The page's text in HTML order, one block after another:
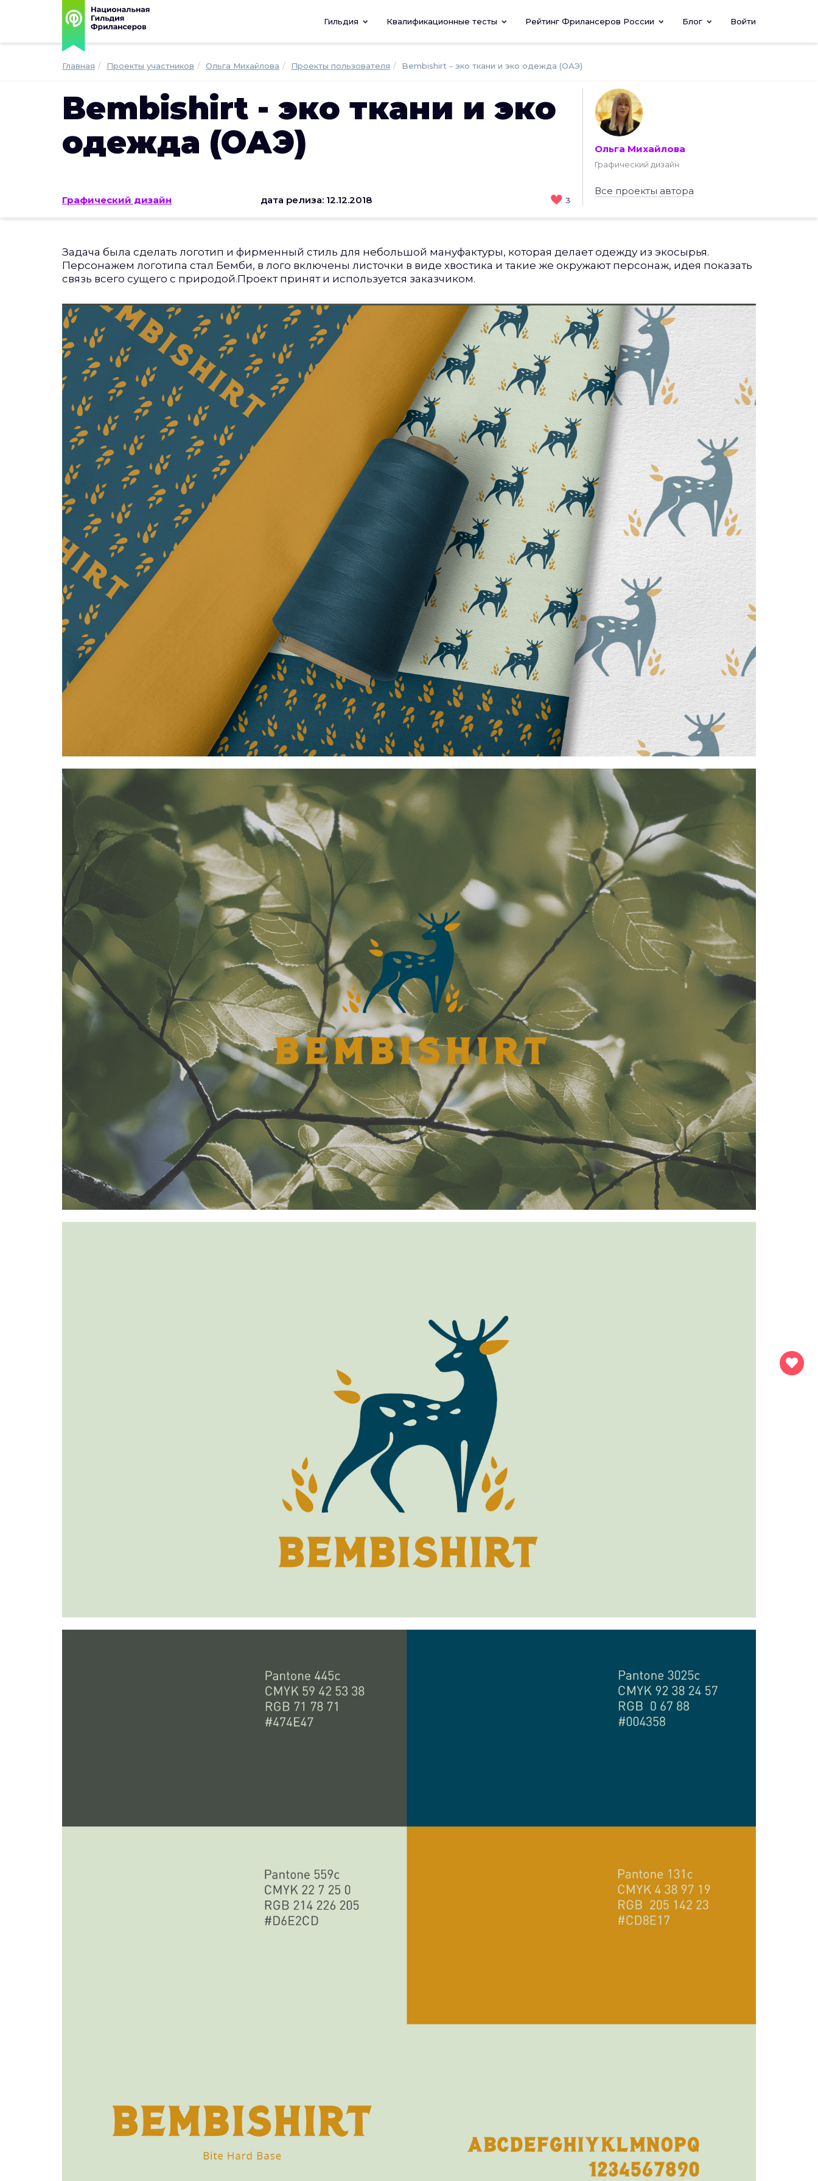
Гильдия Квалификационные тесты Рейтинг Фрилансеров России Блог Войти
Главная Проекты участников Ольга Михайлова Проекты пользователя Bembishirt - эко ткани и эко одежда (ОАЭ)
Bembishirt - эко ткани и эко
одежда (ОАЭ)
Графический дизайн дата релиза: 12.12.2018 3
Ольга Михайлова
Графический дизайн
Все проекты автора
Задача была сделать логотип и фирменный стиль для небольшой мануфактуры, которая делает одежду из экосырья.
Персонажем логотипа стал Бемби, в лого включены листочки в виде хвостика и такие же окружают персонаж, идея показать
связь всего сущего с природой.Проект принят и используется заказчиком.